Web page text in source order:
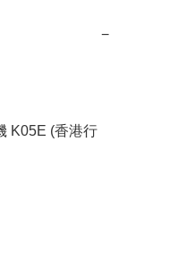
−
K05E (香港行